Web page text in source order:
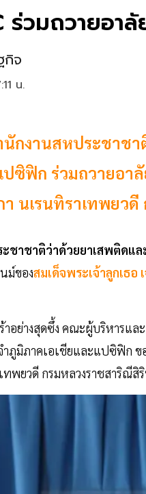
ร่วมถวายอา
กิจ
น.
นักงานสหประชาช
ปซิฟิก ร่วมถวายอา
นเรนทิราเทพยว
ชาชาติว่าด้วยยาเสพติดแล
ม์ของสมเด็จพระเจ้าลูกเธ
าอย่างสุดซึ้ง คณะผู้บริหารแ
ำภูมิภาคเอเชียและแปซิฟิก
ทพยวดี กรมหลวงราชสาริณี